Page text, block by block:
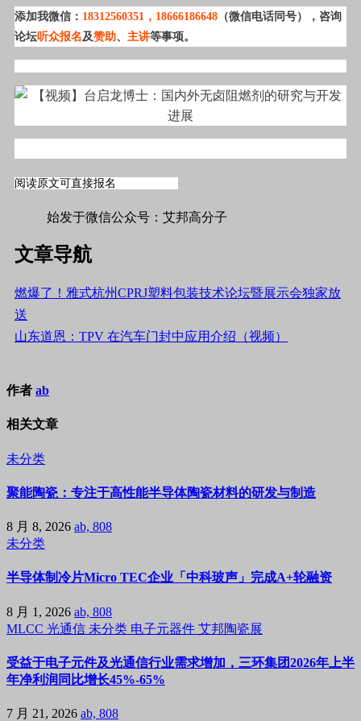
添加我微信： 18312560351 ，18666186648 （微信电话同号），咨询
论坛听众报名及赞助、 主讲等事项。
阅读原文可直接报名
始发于微信公众号：艾邦高分子
文章导航
燃爆了！雅式杭州CPRJ塑料包装技术论坛暨展示会独家放
送
山东道恩：TPV 在汽车门封中应用介绍（视频）
作者 ab
相关文章
未分类
聚能陶瓷：专注于高性能半导体陶瓷材料的研发与制造
8 月 8, 2026 ab, 808
未分类
半导体制冷片Micro TEC企业「中科玻声」完成A+轮融资
8 月 1, 2026 ab, 808
MLCC 光通信 未分类 电子元器件 艾邦陶瓷展
受益于电子元件及光通信行业需求增加，三环集团2026年上半
年净利润同比增长45%-65%
7 月 21, 2026 ab, 808